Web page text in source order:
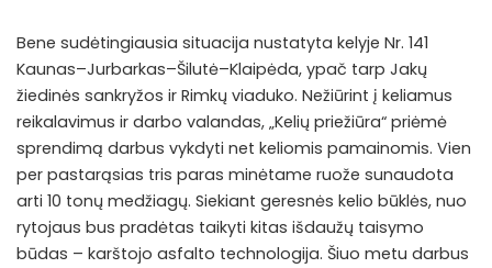
Bene sudėtingiausia situacija nustatyta kelyje Nr. 141
Kaunas–Jurbarkas–Šilutė–Klaipėda, ypač tarp Jakų
žiedinės sankryžos ir Rimkų viaduko. Nežiūrint į keliamus
reikalavimus ir darbo valandas, „Kelių priežiūra“ priėmė
sprendimą darbus vykdyti net keliomis pamainomis. Vien
per pastarąsias tris paras minėtame ruože sunaudota
arti 10 tonų medžiagų. Siekiant geresnės kelio būklės, nuo
rytojaus bus pradėtas taikyti kitas išdaužų taisymo
būdas – karštojo asfalto technologija. Šiuo metu darbus